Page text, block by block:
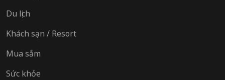
Du lịch
Khách sạn / Resort
Mua sắm
Sức khỏe